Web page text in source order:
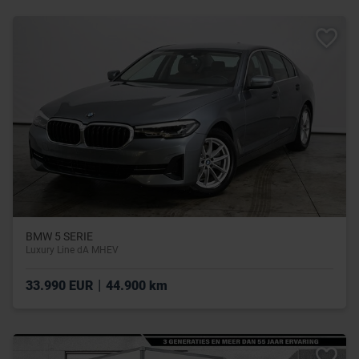
BMW 5 SERIE
Luxury Line dA MHEV
33.990 EUR | 44.900 km